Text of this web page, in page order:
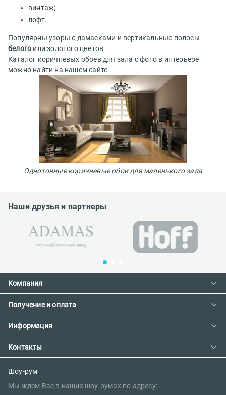
винтаж;
лофт.
Популярны узоры с дамасками и вертикальные полосы
белого или золотого цветов.
Каталог коричневых обоев для зала с фото в интерьере
можно найти на нашем сайте.
Однотонные коричневые обои для маленького зала
Наши друзья и партнеры
Компания
Контакты
О компании
Сотрудничество
Получение и оплата
Доставка и оплата
Предзаказ товара с фабрики
Информация
Как сделать заказ
Политика конфиденциальности
Правила поклейки обоев
Контакты
E-mail:
sales@oboi-store.ru
Шоу-рум
Мы ждем Вас в наших шоу-румах по адресу: